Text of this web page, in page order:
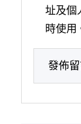
址及個
時使用